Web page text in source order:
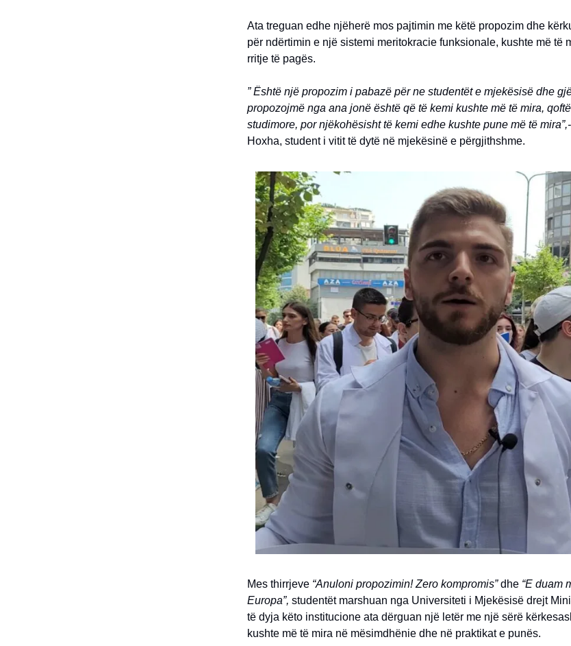
Ata treguan edhe njëherë mos pajtimin me këtë propozim dhe
për ndërtimin e një sistemi meritokracie funksionale, kushte më të
rritje të pagës.
” Është një propozim i pabazë për ne studentët e mjekësisë dhe
propozojmë nga ana jonë është që të kemi kushte më të mira,
studimore, por njëkohësisht të kemi edhe kushte pune më të mira”,-
Hoxha, student i vitit të dytë në mjekësinë e përgjithshme.
Mes thirrjeve “Anuloni propozimin! Zero kompromis”dhe “E duam
Europa”, studentët marshuan nga Universiteti i Mjekësisë drejt
të dyja këto institucione ata dërguan një letër me një sërë
kushte më të mira në mësimdhënie dhe në praktikat e punës.